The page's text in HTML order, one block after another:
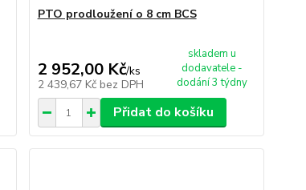
PTO prodloužení o 8 cm BCS
2 952,00 Kč/ks
2 439,67 Kč bez DPH
skladem u
dodavatele -
dodání 3 týdny
Přidat do košíku